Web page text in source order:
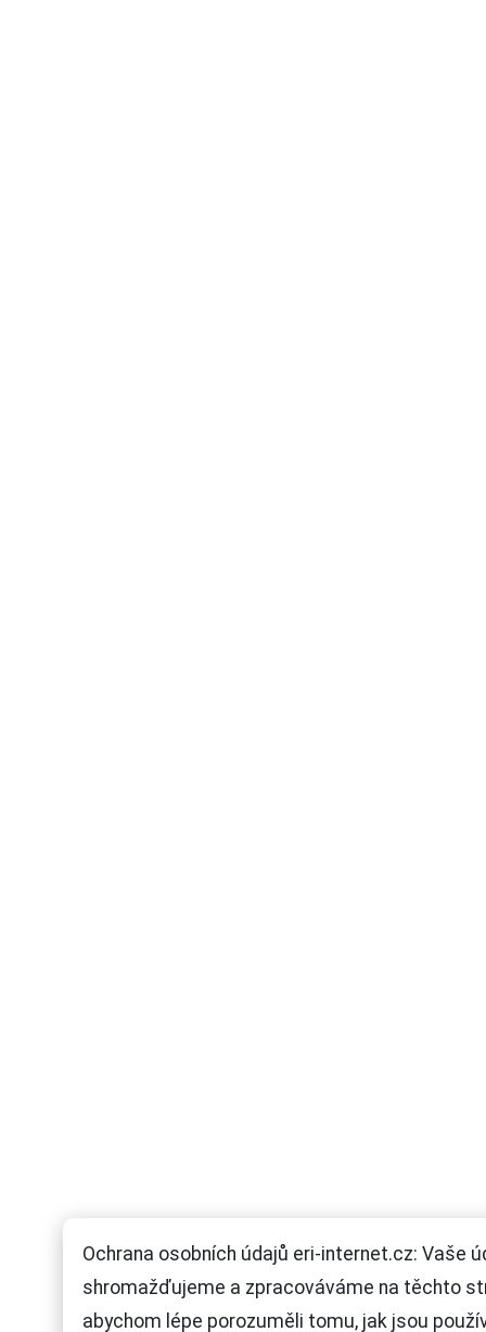
Ochrana osobních údajů eri-internet.cz: Vaše
shromažďujeme a zpracováváme na těchto
abychom lépe porozuměli tomu, jak jsou